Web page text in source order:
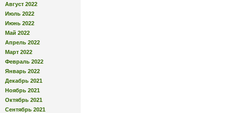
Август 2022
Июль 2022
Июнь 2022
Май 2022
Апрель 2022
Март 2022
Февраль 2022
Январь 2022
Декабрь 2021
Ноябрь 2021
Октябрь 2021
Сентябрь 2021